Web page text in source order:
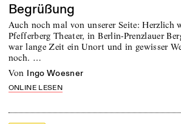
Begrüßung
Auch noch mal von unserer Seite: Herzlich
Pfefferberg Theater, in Berlin-Prenzlauer
war lange Zeit ein Unort und in gewisser
noch. …
von Ingo Woesner
ONLINE LESEN